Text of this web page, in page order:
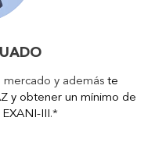
mercado y además te
y obtener un mínimo de
III .*